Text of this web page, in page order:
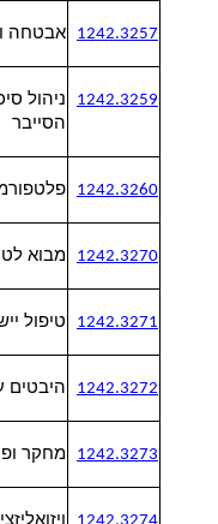
1242.3257 אבטחה
1242.3259
ניהול
הסייבר
1242.3260
1242.3270 מבוא
1242.3271 טיפול
1242.3272 היבטים
1242.3273 מחקר